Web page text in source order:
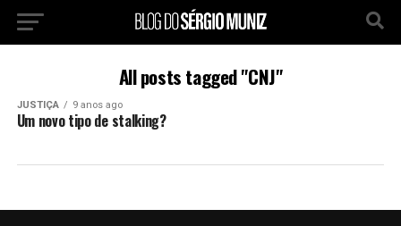
All posts tagged "CNJ"
JUSTIÇA 9 anos ago
Um novo tipo de stalking?